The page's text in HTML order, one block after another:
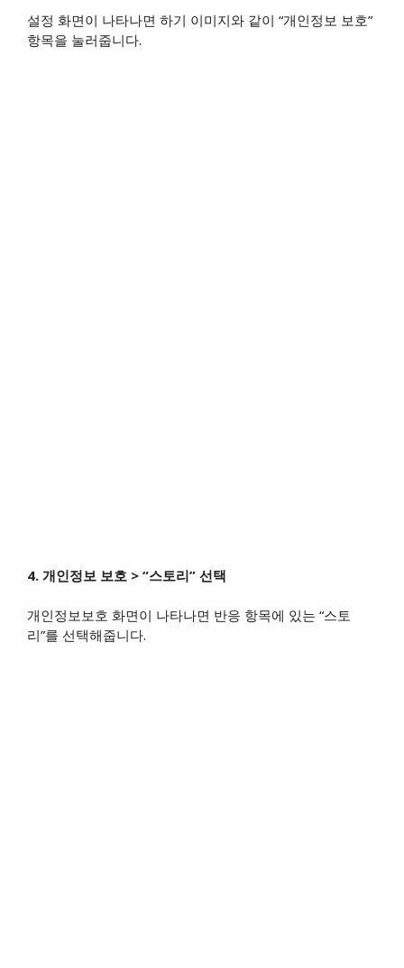
설정 화면이 나타나면 하기 이미지와 같이 “개인정보 보호”
항목을 눌러줍니다.
4. 개인정보 보호 > “스토리” 선택
개인정보보호 화면이 나타나면 반응 항목에 있는 “스토
리”를 선택해줍니다.​